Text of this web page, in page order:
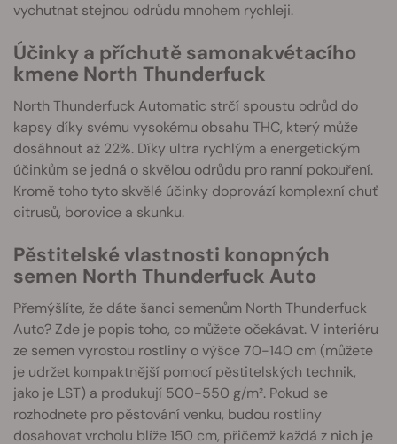
vychutnat stejnou odrůdu mnohem rychleji.
Účinky a příchutě samonakvétacího
kmene North Thunderfuck
North Thunderfuck Automatic strčí spoustu odrůd do
kapsy díky svému vysokému obsahu THC, který může
dosáhnout až 22%. Díky ultra rychlým a energetickým
účinkům se jedná o skvělou odrůdu pro ranní pokouření.
Kromě toho tyto skvělé účinky doprovází komplexní chuť
citrusů, borovice a skunku.
Pěstitelské vlastnosti konopných
semen North Thunderfuck Auto
Přemýšlíte, že dáte šanci semenům North Thunderfuck
Auto? Zde je popis toho, co můžete očekávat. V interiéru
ze semen vyrostou rostliny o výšce 70-140 cm (můžete
je udržet kompaktnější pomocí pěstitelských technik,
jako je LST) a produkují 500-550 g/m². Pokud se
rozhodnete pro pěstování venku, budou rostliny
dosahovat vrcholu blíže 150 cm, přičemž každá z nich je